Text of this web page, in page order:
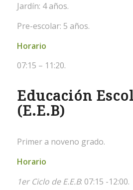
Jardín: 4 años.
Pre-escolar: 5 años.
Horario
07:15 – 11:20.
Educación
(E.E.B)
Primer a noveno grado.
Horario
1er Ciclo de E.E.B: 07:15 -12:00.